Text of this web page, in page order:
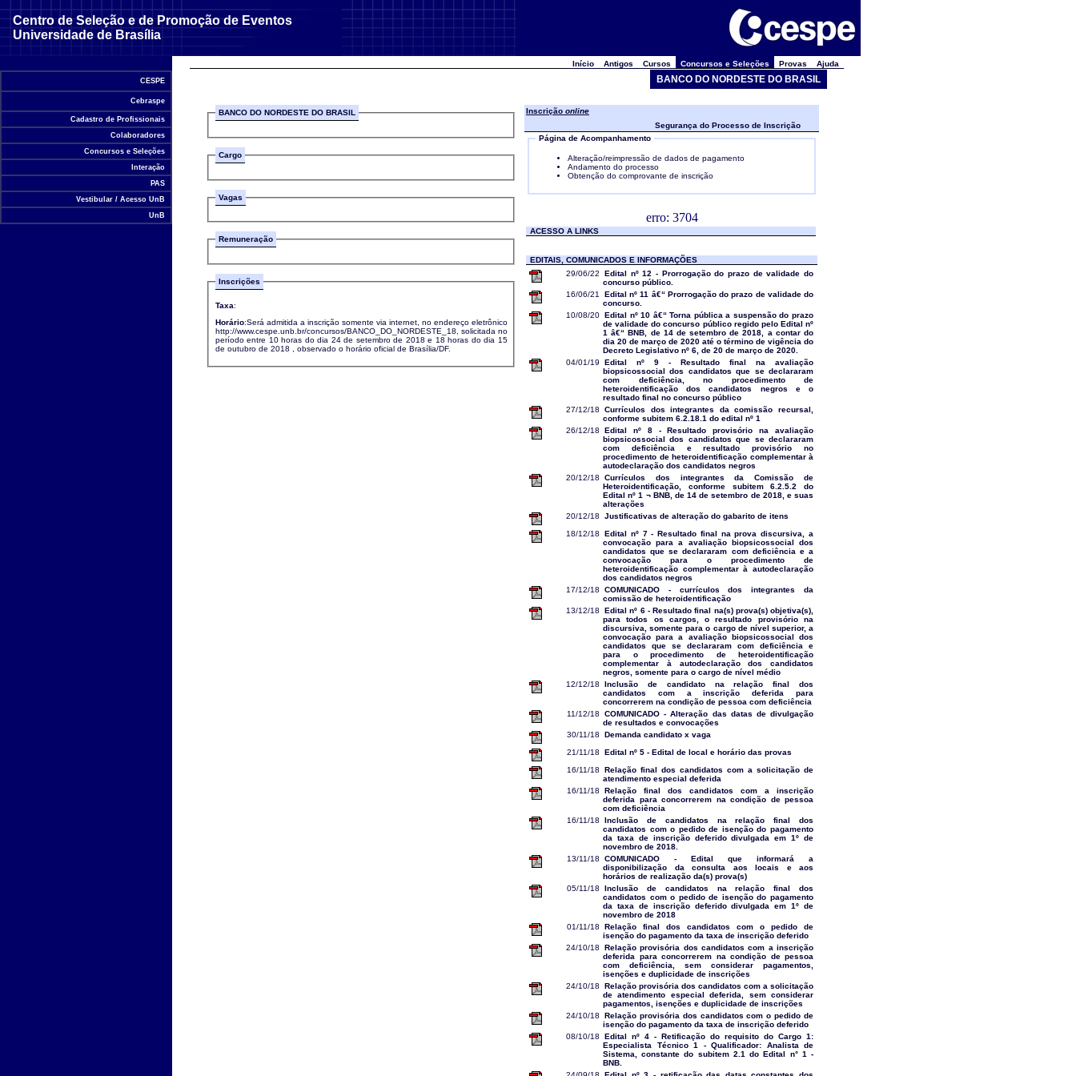
Centro de Seleção e de Promoção de Eventos
Universidade de Brasília
CESPE
Cebraspe
Cadastro de Profissionais
Colaboradores
Concursos e Seleções
Interação
PAS
Vestibular / Acesso UnB
UnB
Início Antigos Cursos Concursos e Seleções Provas Ajuda
BANCO DO NORDESTE DO BRASIL
BANCO DO NORDESTE DO BRASIL
Cargo
Vagas
Remuneração
Inscrições
Taxa:
Horário:Será admitida a inscrição somente via internet, no endereço eletrônico
http://www.cespe.unb.br/concursos/BANCO_DO_NORDESTE_18, solicitada no
período entre 10 horas do dia 24 de setembro de 2018 e 18 horas do dia 15
de outubro de 2018 , observado o horário oficial de Brasília/DF.
Inscrição online
Segurança do Processo de Inscrição
Página de Acompanhamento
Alteração/reimpressão de dados de pagamento
Andamento do processo
Obtenção do comprovante de inscrição
erro: 3704
ACESSO A LINKS
EDITAIS, COMUNICADOS E INFORMAÇÕES
29/06/22
Edital nº 12 - Prorrogação do prazo de validade do
concurso público.
16/06/21
Edital nº 11 â€“ Prorrogação do prazo de validade do
concurso.
10/08/20 Edital nº 10 â€“ Torna pública a suspensão do prazo
de validade do concurso público regido pelo Edital nº
1 â€“ BNB, de 14 de setembro de 2018, a contar do
dia 20 de março de 2020 até o término de vigência do
Decreto Legislativo nº 6, de 20 de março de 2020.
04/01/19
Edital nº 9 - Resultado final na avaliação
biopsicossocial dos candidatos que se declararam
com deficiência, no procedimento de
heteroidentificação dos candidatos negros e o
resultado final no concurso público
27/12/18
Currículos dos integrantes da comissão recursal,
conforme subitem 6.2.18.1 do edital nº 1
26/12/18
Edital nº 8 - Resultado provisório na avaliação
biopsicossocial dos candidatos que se declararam
com deficiência e resultado provisório no
procedimento de heteroidentificação complementar à
autodeclaração dos candidatos negros
20/12/18
Currículos dos integrantes da Comissão de
Heteroidentificação, conforme subitem 6.2.5.2 do
Edital nº 1 ¬ BNB, de 14 de setembro de 2018, e suas
alterações
20/12/18
Justificativas de alteração do gabarito de itens
18/12/18
Edital nº 7 - Resultado final na prova discursiva, a
convocação para a avaliação biopsicossocial dos
candidatos que se declararam com deficiência e a
convocação para o procedimento de
heteroidentificação complementar à autodeclaração
dos candidatos negros
17/12/18
COMUNICADO - currículos dos integrantes da
comissão de heteroidentificação
13/12/18
Edital nº 6 - Resultado final na(s) prova(s) objetiva(s),
para todos os cargos, o resultado provisório na
discursiva, somente para o cargo de nível superior, a
convocação para a avaliação biopsicossocial dos
candidatos que se declararam com deficiência e
para o procedimento de heteroidentificação
complementar à autodeclaração dos candidatos
negros, somente para o cargo de nível médio
12/12/18
Inclusão de candidato na relação final dos
candidatos com a inscrição deferida para
concorrerem na condição de pessoa com deficiência
11/12/18
COMUNICADO - Alteração das datas de divulgação
de resultados e convocações
30/11/18
Demanda candidato x vaga
21/11/18
Edital nº 5 - Edital de local e horário das provas
16/11/18
Relação final dos candidatos com a solicitação de
atendimento especial deferida
16/11/18
Relação final dos candidatos com a inscrição
deferida para concorrerem na condição de pessoa
com deficiência
16/11/18
Inclusão de candidatos na relação final dos
candidatos com o pedido de isenção do pagamento
da taxa de inscrição deferido divulgada em 1º de
novembro de 2018.
13/11/18
COMUNICADO - Edital que informará a
disponibilização da consulta aos locais e aos
horários de realização da(s) prova(s)
05/11/18
Inclusão de candidatos na relação final dos
candidatos com o pedido de isenção do pagamento
da taxa de inscrição deferido divulgada em 1º de
novembro de 2018
01/11/18
Relação final dos candidatos com o pedido de
isenção do pagamento da taxa de inscrição deferido
24/10/18
Relação provisória dos candidatos com a inscrição
deferida para concorrerem na condição de pessoa
com deficiência, sem considerar pagamentos,
isenções e duplicidade de inscrições
24/10/18
Relação provisória dos candidatos com a solicitação
de atendimento especial deferida, sem considerar
pagamentos, isenções e duplicidade de inscrições
24/10/18
Relação provisória dos candidatos com o pedido de
isenção do pagamento da taxa de inscrição deferido
08/10/18
Edital nº 4 - Retificação do requisito do Cargo 1:
Especialista Técnico 1 - Qualificador: Analista de
Sistema, constante do subitem 2.1 do Edital n° 1 -
BNB.